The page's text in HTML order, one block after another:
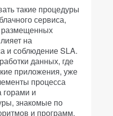
такие процедуры
сервиса,
размещенных
на
и соблюдение SLA.
данных, где
приложения, уже
процесса
и
знакомые по
и программ.